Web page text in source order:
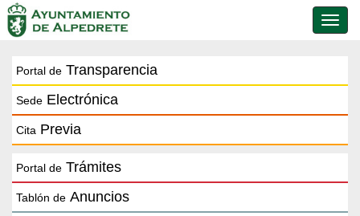
de
Portal de Transparencia
Sede Electrónica
Cita Previa
Portal de Trámites
Tablón de Anuncios